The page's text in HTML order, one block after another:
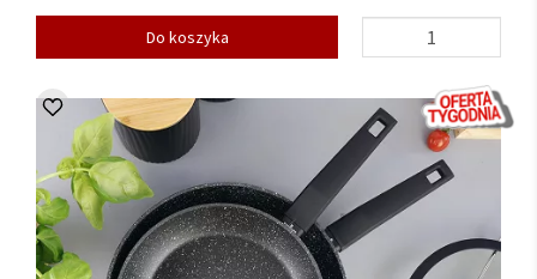
Do koszyka